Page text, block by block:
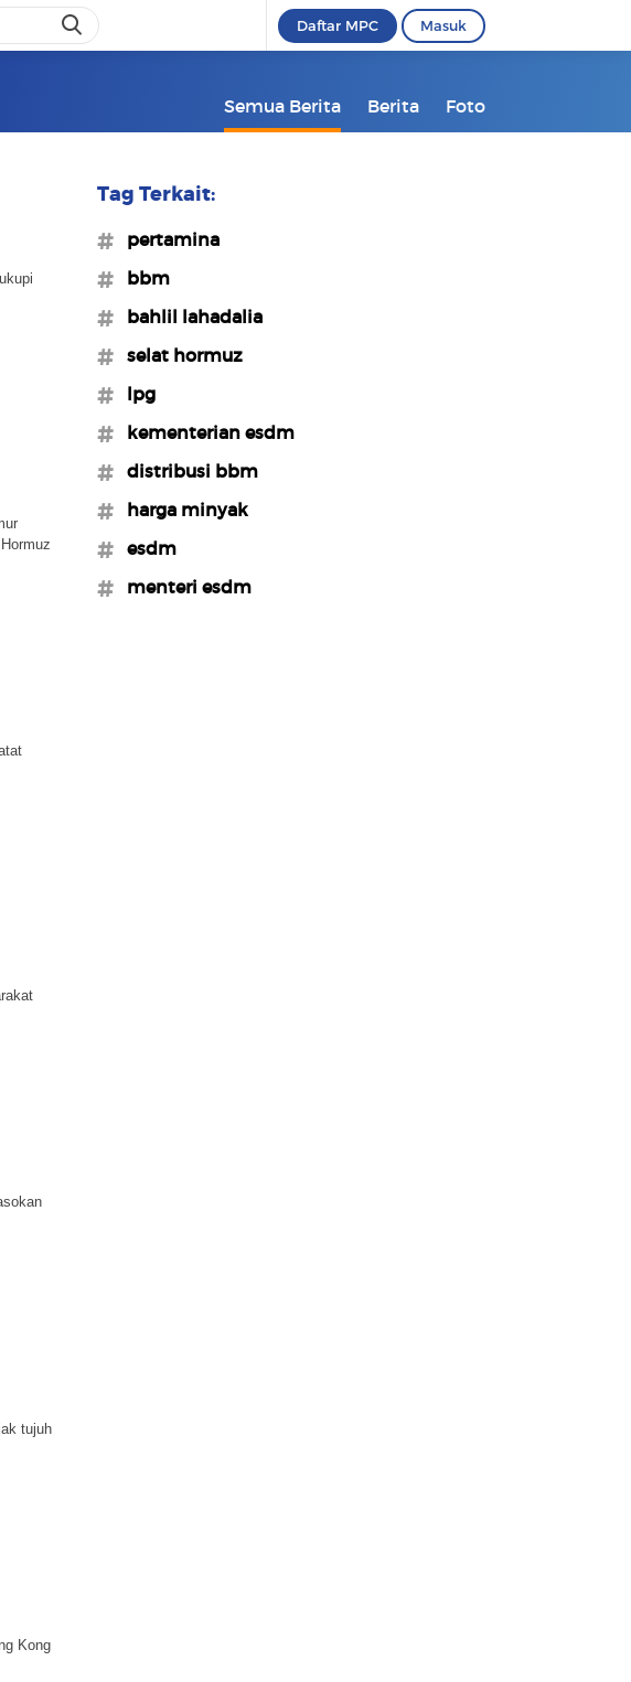
Daftar MPC Masuk
Semua Berita Berita Foto
tujuh
Kong
Tag Terkait:
#pertamina
#bbm
#bahlil lahadalia
#selat hormuz
#lpg
#kementerian esdm
#distribusi bbm
#harga minyak
#esdm
#menteri esdm